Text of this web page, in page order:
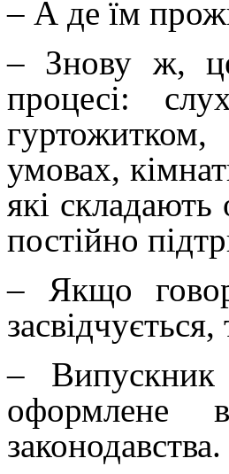
– А де їм
– Знову ж,
процесі:
умовах,
які
постійно
– Якщо
– Випускник
оформлене